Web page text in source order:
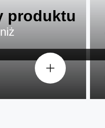
produktu
golenie.¹